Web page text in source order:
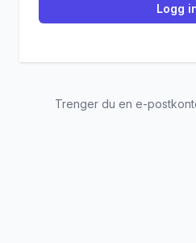
Logg
Trenger du en e-